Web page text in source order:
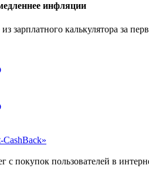
инфляции
зарплатного калькулятора за
с покупок пользователей в